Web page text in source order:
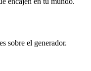
sobre el generador.